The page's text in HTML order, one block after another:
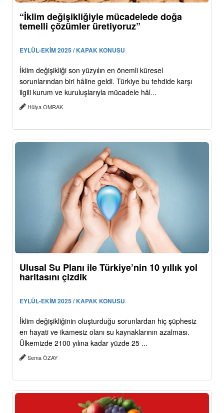
“İklim değişikliğiyle mücadelede doğa
temelli çözümler üretiyoruz”
EYLÜL-EKİM 2025 / KAPAK KONUSU
İklim değişikliği son yüzyılın en önemli küresel
sorunlarından biri hâline geldi. Türkiye bu tehdide karşı
ilgili kurum ve kuruluşlarıyla mücadele hâl...
Hülya OMRAK
Ulusal Su Planı ile Türkiye’nin 10 yıllık yol
haritasını çizdik
EYLÜL-EKİM 2025 / KAPAK KONUSU
İklim değişikliğinin oluşturduğu sorunlardan hiç şüphesiz
en hayati ve ikamesiz olanı su kaynaklarının azalması.
Ülkemizde 2100 yılına kadar yüzde 25 ...
Sema ÖZAY